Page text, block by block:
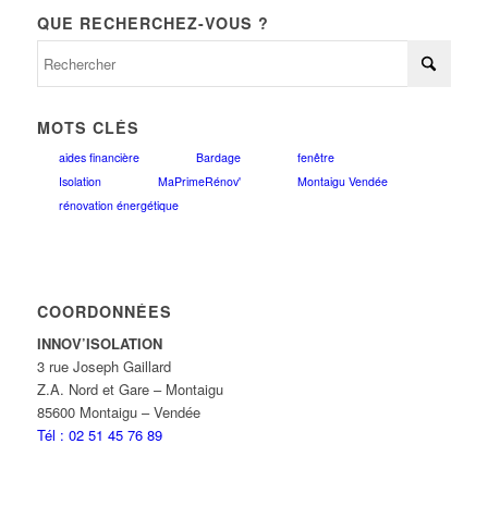
QUE RECHERCHEZ-VOUS ?
MOTS CLÉS
aides financière Bardage
fenêtre
Isolation
MaPrimeRénov'
Montaigu Vendée
rénovation énergétique
COORDONNÉES
INNOV’ISOLATION
3 rue Joseph Gaillard
Z.A. Nord et Gare – Montaigu
85600 Montaigu – Vendée
Tél : 02 51 45 76 89